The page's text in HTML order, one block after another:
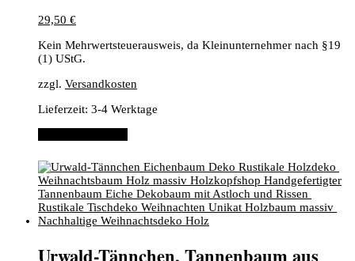
29,50 €
Kein Mehrwertsteuerausweis, da Kleinunternehmer nach §19
(1) UStG.
zzgl. Versandkosten
Lieferzeit: 3-4 Werktage
​Urwald-Tännchen, ​Tannenbaum aus